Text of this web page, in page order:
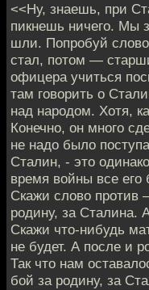
<<Ну, знаешь, при
пикнешь ничего. Мы
шли. Попробуй
стал, потом —
офицера учиться
там говорить о
над народом. Хотя,
Конечно, он много
не надо было
Сталин, - это
время войны все его
Скажи слово против
родину, за Сталина.
Скажи что-нибудь
не будет. А после и
Так что нам
бой за родину, за